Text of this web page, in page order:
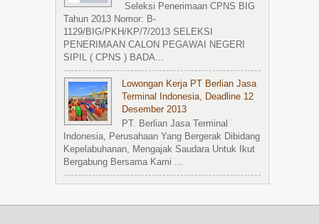
Seleksi Penerimaan CPNS BIG
Tahun 2013 Nomor: B-
1129/BIG/PKH/KP/7/2013 SELEKSI
PENERIMAAN CALON PEGAWAI NEGERI
SIPIL ( CPNS ) BADA...
Lowongan Kerja PT Berlian Jasa
Terminal Indonesia, Deadline 12
Desember 2013
PT. Berlian Jasa Terminal
Indonesia, Perusahaan Yang Bergerak Dibidang
Kepelabuhanan, Mengajak Saudara Untuk Ikut
Bergabung Bersama Kami ...